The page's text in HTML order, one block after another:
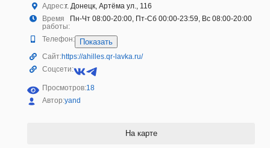
Адрес:г. Донецк, Артёма ул., 116
Время
работы:
Пн-Чт 08:00-20:00, Пт-Сб 00:00-23:59, Вс 08:00-20:00
Телефон: Показать
Сайт:https://ahilles.qr-lavka.ru/
Соцсети:
Просмотров:18
Автор:yand
На карте